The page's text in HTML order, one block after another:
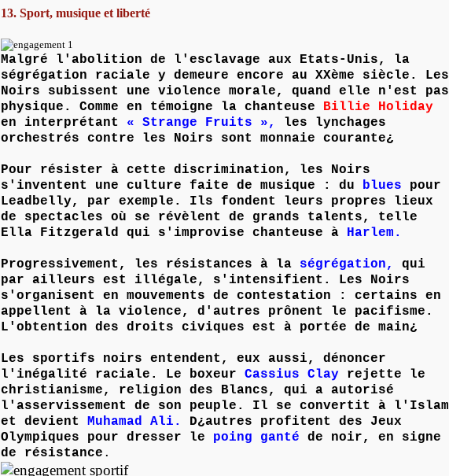
13. Sport, musique et liberté
Malgré l'abolition de l'esclavage aux Etats-Unis, la
ségrégation raciale y demeure encore au XXème siècle. Les
Noirs subissent une violence morale, quand elle n'est pas
physique. Comme en témoigne la chanteuse Billie Holiday
en interprétant « Strange Fruits »,
les lynchages
orchestrés contre les Noirs sont monnaie courante¿
Pour résister à cette discrimination, les Noirs
s'inventent une culture faite de musique : du blues pour
Leadbelly, par exemple. Ils fondent leurs propres lieux
de spectacles où se révèlent de grands talents, telle
Ella Fitzgerald qui s'improvise chanteuse à
Harlem.
Progressivement, les résistances à la ségrégation,
qui
par ailleurs est illégale, s'intensifient. Les Noirs
s'organisent en mouvements de contestation : certains en
appellent à la violence, d'autres prônent le pacifisme.
L'obtention des droits civiques est à portée de main¿
Les sportifs noirs entendent, eux aussi, dénoncer
l'inégalité raciale. Le boxeur Cassius Clay rejette le
christianisme, religion des Blancs, qui a autorisé
l'asservissement de son peuple. Il se convertit à l'Islam
et devient Muhamad Ali.
D¿autres profitent des Jeux
Olympiques pour dresser le poing ganté de noir, en signe
de résistance .